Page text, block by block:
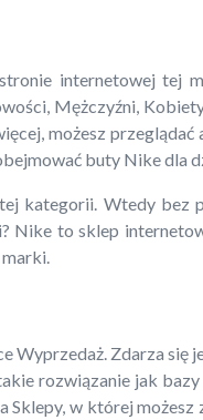
internetowej tej
Mężczyźni,
możesz
buty Nike dla
kategorii. Wtedy
Nike to sklep
Zdarza się
rozwiązanie jak
w której